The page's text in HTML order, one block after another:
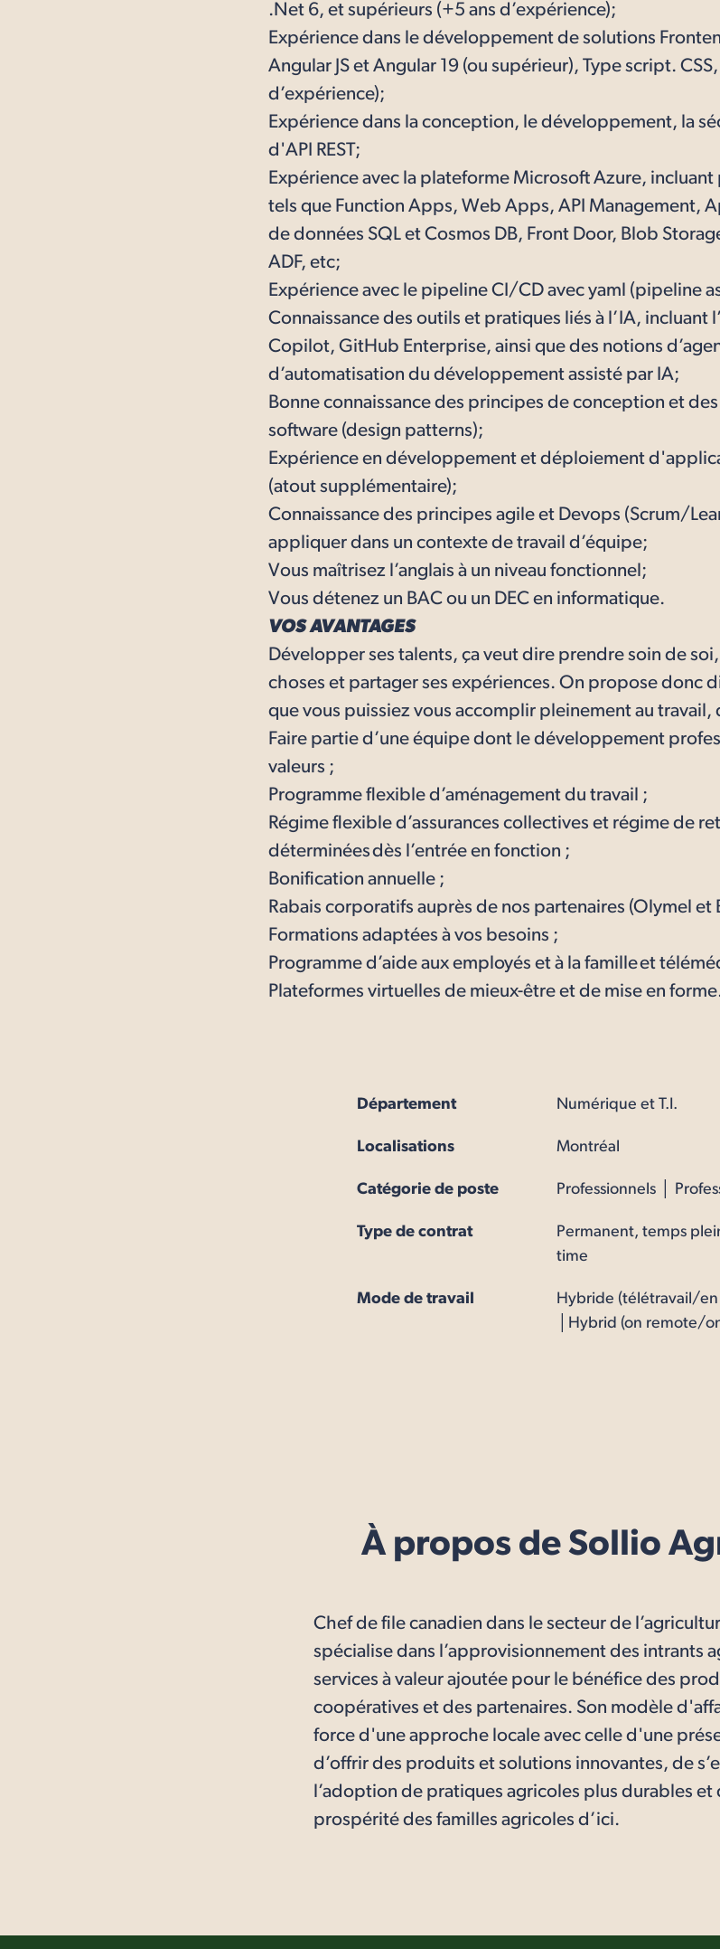
.Net 6, et supérieurs (+5 ans d’expérience);
Expérience dans le développement de solutions
Angular JS et Angular 19 (ou supérieur), Type script.
d’expérience);
Expérience dans la conception, le développement, la
d'API REST;
Expérience avec la plateforme Microsoft Azure, incluant
tels que Function Apps, Web Apps, API Management,
de données SQL et Cosmos DB, Front Door, Blob
ADF, etc;
Expérience avec le pipeline CI/CD avec yaml (pipeline
Connaissance des outils et pratiques liés à l’IA, incluant
Copilot, GitHub Enterprise, ainsi que des notions
d’automatisation du développement assisté par IA;
Bonne connaissance des principes de conception et
software (design patterns);
Expérience en développement et déploiement
(atout supplémentaire);
Connaissance des principes agile et Devops (Scrum/
appliquer dans un contexte de travail d’équipe;
Vous maîtrisez l’anglais à un niveau fonctionnel;
Vous détenez un BAC ou un DEC en informatique.
VOS AVANTAGES
Développer ses talents, ça veut dire prendre soin de
choses et partager ses expériences. On propose donc
que vous puissiez vous accomplir pleinement au travail,
Faire partie d’une équipe dont le développement
valeurs ;
Programme flexible d’aménagement du travail ;
Régime flexible d’assurances collectives et régime de
déterminées dès l’entrée en fonction ;
Bonification annuelle ;
Rabais corporatifs auprès de nos partenaires (Olymel et
Formations adaptées à vos besoins ;
Programme d’aide aux employés et à la famille et
Plateformes virtuelles de mieux-être et de mise en
Département Numérique et T.I.
Localisations Montréal
Catégorie de poste Professionnels │
Type de contrat
Permanent, temps
time
Mode de travail
Hybride (télétravail/
│Hybrid (on remote/
À propos de Sollio
Chef de file canadien dans le secteur de
spécialise dans l’approvisionnement des intrants
services à valeur ajoutée pour le bénéfice des
coopératives et des partenaires. Son modèle
force d'une approche locale avec celle d'une
d’offrir des produits et solutions innovantes, de
l’adoption de pratiques agricoles plus durables et
prospérité des familles agricoles d’ici.